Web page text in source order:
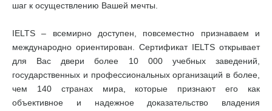
шаг к осуществлению Вашей мечты.
IELTS – всемирно доступен, повсеместно признаваем и
международно ориентирован. Сертификат IELTS открывает
для Вас двери более 10 000 учебных заведений,
государственных и профессиональных организаций в более,
чем 140 странах мира, которые признают его как
объективное и надежное доказательство владения